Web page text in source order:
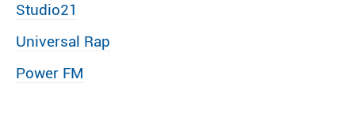
Studio21
Universal Rap
Power FM